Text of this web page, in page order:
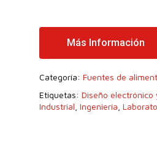
Más Información
Categoría: Fuentes de
Etiquetas: Diseño electrónico
Industrial Ingeniería